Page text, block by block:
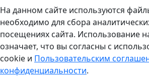
На данном сайте используются
необходимо для сбора
посещениях сайта. Использование
означает, что вы согласны с
cookie и Пользовательским
конфиденциальности.